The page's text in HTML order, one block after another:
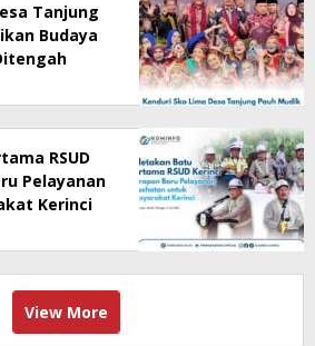
Tanjung
Budaya
RSUD
Pelayanan
Kerinci
View More